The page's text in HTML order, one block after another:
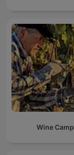
Wine Camp